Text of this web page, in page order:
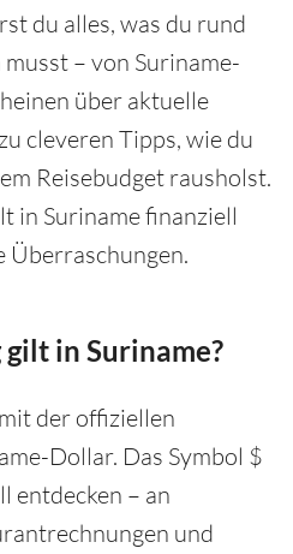
du alles, was du rund
– von Suriname-
über aktuelle
cleveren Tipps, wie du
Reisebudget rausholst.
in Suriname finanziell
Überraschungen.
in Suriname?
der offiziellen
Dollar. Das Symbol $
entdecken – an
und